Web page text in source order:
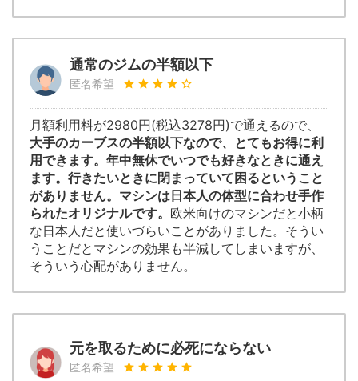
通常のジムの半額以下
匿名希望
月額利用料が2980円(税込3278円)で通えるので、
大手のカーブスの半額以下なので、とてもお得に利
用できます。年中無休でいつでも好きなときに通え
ます。行きたいときに閉まっていて困るということ
がありません。マシンは日本人の体型に合わせ手作
られたオリジナルです。 欧米向けのマシンだと小柄
な日本人だと使いづらいことがありました。そうい
うことだとマシンの効果も半減してしまいますが、
そういう心配がありません。
元を取るために必死にならない
匿名希望